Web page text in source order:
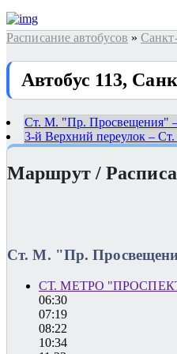
Расписание автобусов »
Автобус 113,
Ст. М. "Пр. Просвещения"
3-й Верхний переулок –
Маршрут /
Ст. М. "Пр.
СТ. МЕТРО
06:30
07:19
08:22
10:34